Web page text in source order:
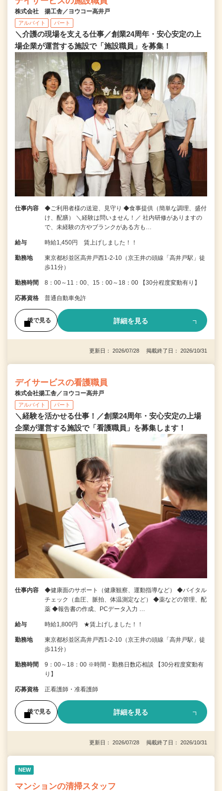
株式会社 揚工舎／ヨウコー高井戸
アルバイト パート
＼介護の現場を支える仕事／創業24周年・安心安定の上
場企業が運営する施設で「施設職員」を募集！
仕事内容
◆ご利用者様の送迎、見守り ◆食事提供（簡単な調理、盛付
け、配膳） ＼経験は問いません！／ 社内研修がありますの
で、未経験の方やブランクがある方も…
給与 時給1,450円 賃上げしました！！
勤務地
東京都杉並区高井戸西1-2-10（京王井の頭線「高井戸駅」徒
歩11分）
勤務時間 8：00～11：00、15：00～18：00 【30分程度変動有り】
応募資格 普通自動車免許
後で見る 詳細を見る
更新日： 2026/07/28 掲載終了日： 2026/10/31
デイサービスの看護職員
株式会社揚工舎／ヨウコー高井戸
アルバイト パート
＼経験を活かせる仕事！／創業24周年・安心安定の上場
企業が運営する施設で「看護職員」を募集します！
仕事内容
◆健康面のサポート（健康観察、運動指導など） ◆バイタル
チェック（血圧、脈拍、体温測定など） ◆薬などの管理、配
薬 ◆報告書の作成、PCデータ入力 …
給与 時給1,800円 ★賃上げしました！！
勤務地
東京都杉並区高井戸西1-2-10（京王井の頭線「高井戸駅」徒
歩11分）
勤務時間
9：00～18：00 ※時間・勤務日数応相談 【30分程度変動有
り】
応募資格 正看護師・准看護師
後で見る 詳細を見る
更新日： 2026/07/28 掲載終了日： 2026/10/31
NEW
マンションの清掃スタッフ